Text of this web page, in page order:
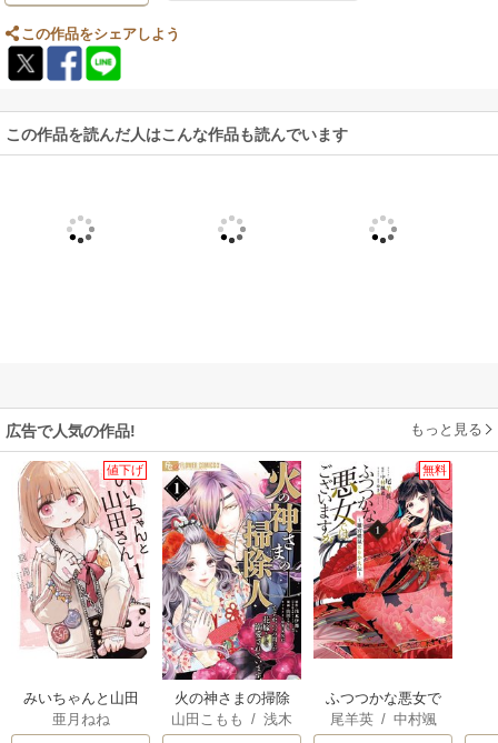
この作品をシェアしよう
この作品を読んだ人はこんな作品も読んでいます
広告で人気の作品! もっと見る
値下げ
みいちゃんと山田
さん
亜月ねね
火の神さまの掃除
人ですが、いつの
山田こもも /浅木
無料
ふつつかな悪女で
はございますが ～
尾羊英/ 中村颯